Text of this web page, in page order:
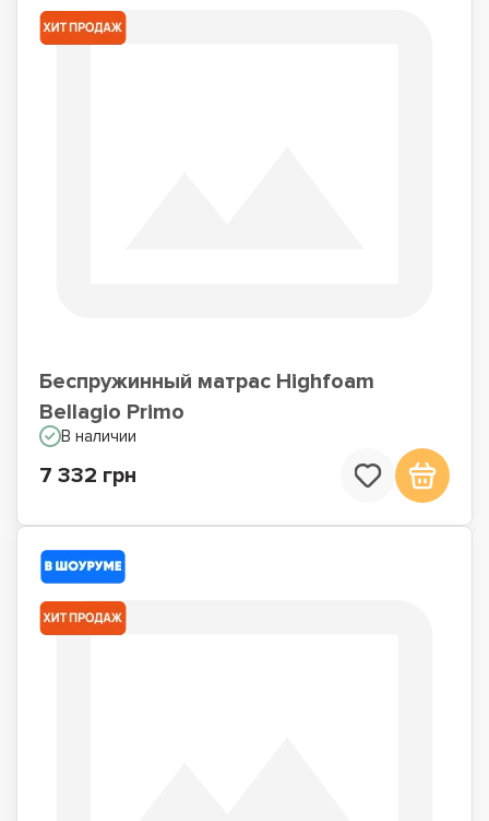
Беспружинный матрас Highfoam
Bellagio Primo
В наличии
7 332 грн